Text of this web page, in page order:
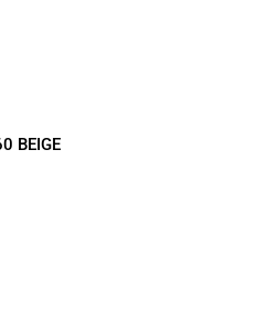
71660 BEIGE
BEIGE